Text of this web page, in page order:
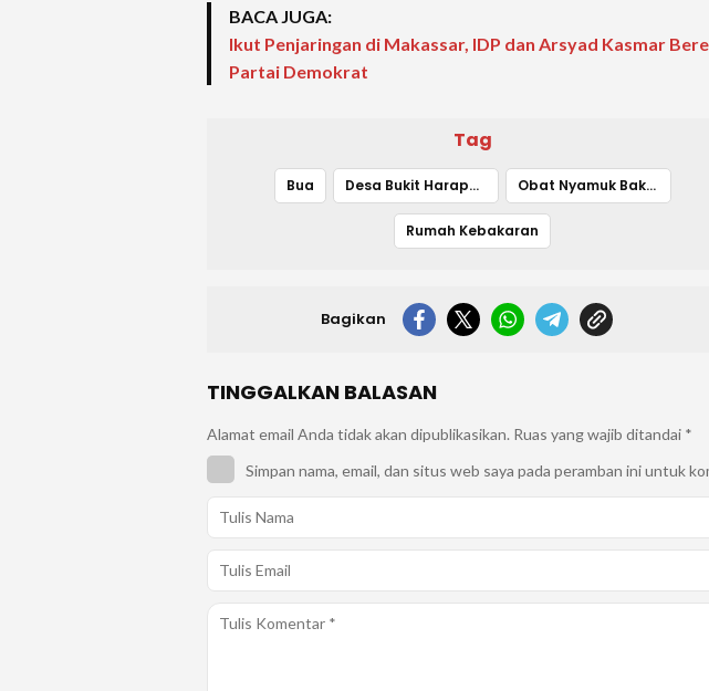
BACA JUGA:
Ikut Penjaringan di Makassar, IDP dan Arsyad Kasmar
Partai Demokrat
Tag
Bua Desa Bukit Harapan Obat Nyamuk Bakar
Rumah Kebakaran
Bagikan
TINGGALKAN BALASAN
Alamat email Anda tidak akan dipublikasikan. Ruas yang wajib ditandai *
Simpan nama, email, dan situs web saya pada peramban ini untuk